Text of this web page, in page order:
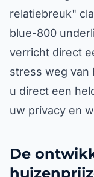
relatiebreuk"
blue-800
verricht direct
stress weg van
u direct een
uw privacy en
De